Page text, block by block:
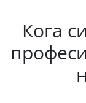
Кога